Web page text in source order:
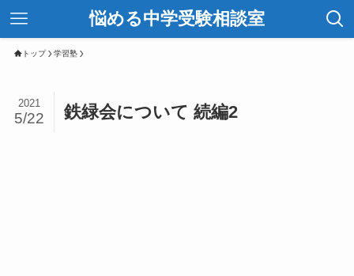
悩める中学受験相談室
トップ 学習塾
鉄緑会について 続編2
2021
5/22